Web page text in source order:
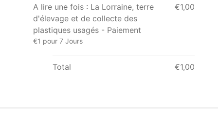
A lire une fois : La Lorraine, terre
d'élevage et de collecte des
plastiques usagés - Paiement
€1 pour 7 Jours
€1,00
Total €1,00